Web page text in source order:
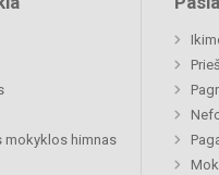
mokyklos himnas